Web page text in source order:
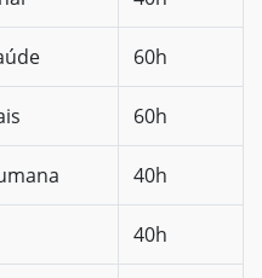
60h
60h
40h
40h